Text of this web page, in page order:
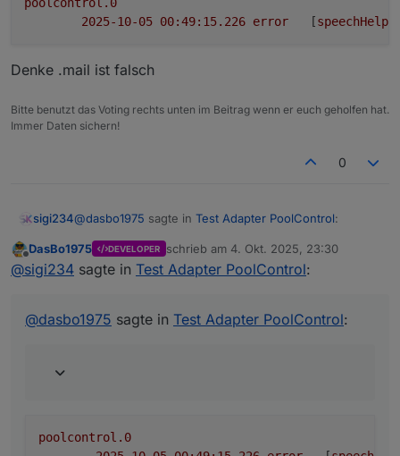
error
	[
Denke .mail ist falsch
Bitte benutzt das Voting rechts unten im Beitrag wenn er euch geholfen hat.
Immer Daten sichern!
0
sigi234@dasbo1975 sagte in Test Adapter PoolControl:
eine Existenzprüfung des E-Mail-Adapters vor
Denke .mail ist falsch
Offline
DasBo1975 DEVELOPER schrieb am 4. Okt. 2025, 23:30
zuletzt editiert von
@sigi234 sagte in Test Adapter PoolControl:
@dasbo1975 sagte in Test Adapter PoolControl:
poolcontrol.0